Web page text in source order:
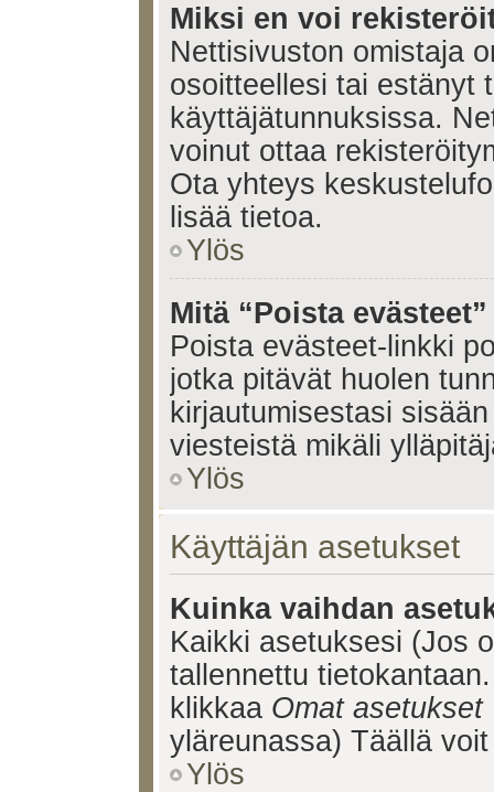
Miksi en voi
Nettisivuston omistaja
osoitteellesi tai estänyt
käyttäjätunnuksissa.
voinut ottaa
Ota yhteys
lisää tietoa.
Ylös
Mitä “Poista
Poista evästeet-linkki
jotka pitävät huolen
kirjautumisestasi
viesteistä mikäli
Ylös
Käyttäjän asetukset
Kuinka vaihdan
Kaikki asetuksesi (Jos
tallennettu
klikkaa Omat asetukset
yläreunassa) Täällä
Ylös